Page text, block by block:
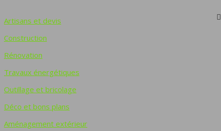
Artisans et devis
Construction
Rénovation
Travaux énergétiques
Outillage et bricolage
Déco et bons plans
Aménagement extérieur